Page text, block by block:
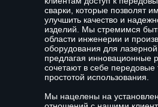
сварки, которые позволят
улучшить качество и
изделий. Мы стремимся
области инженерии и
оборудования для лазерной
предлагая инновационные
сочетают в себе передовые
простотой использования.
Мы нацелены на